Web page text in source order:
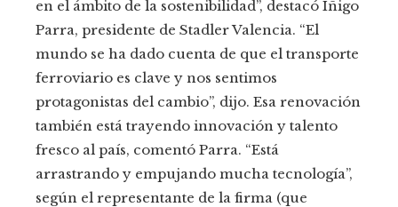
en el ámbito de la sostenibilidad”, destacó Iñigo
Parra, presidente de Stadler Valencia. “El
mundo se ha dado cuenta de que el transporte
ferroviario es clave y nos sentimos
protagonistas del cambio”, dijo. Esa renovación
también está trayendo innovación y talento
fresco al país, comentó Parra. “Está
arrastrando y empujando mucha tecnología”,
según el representante de la firma (que